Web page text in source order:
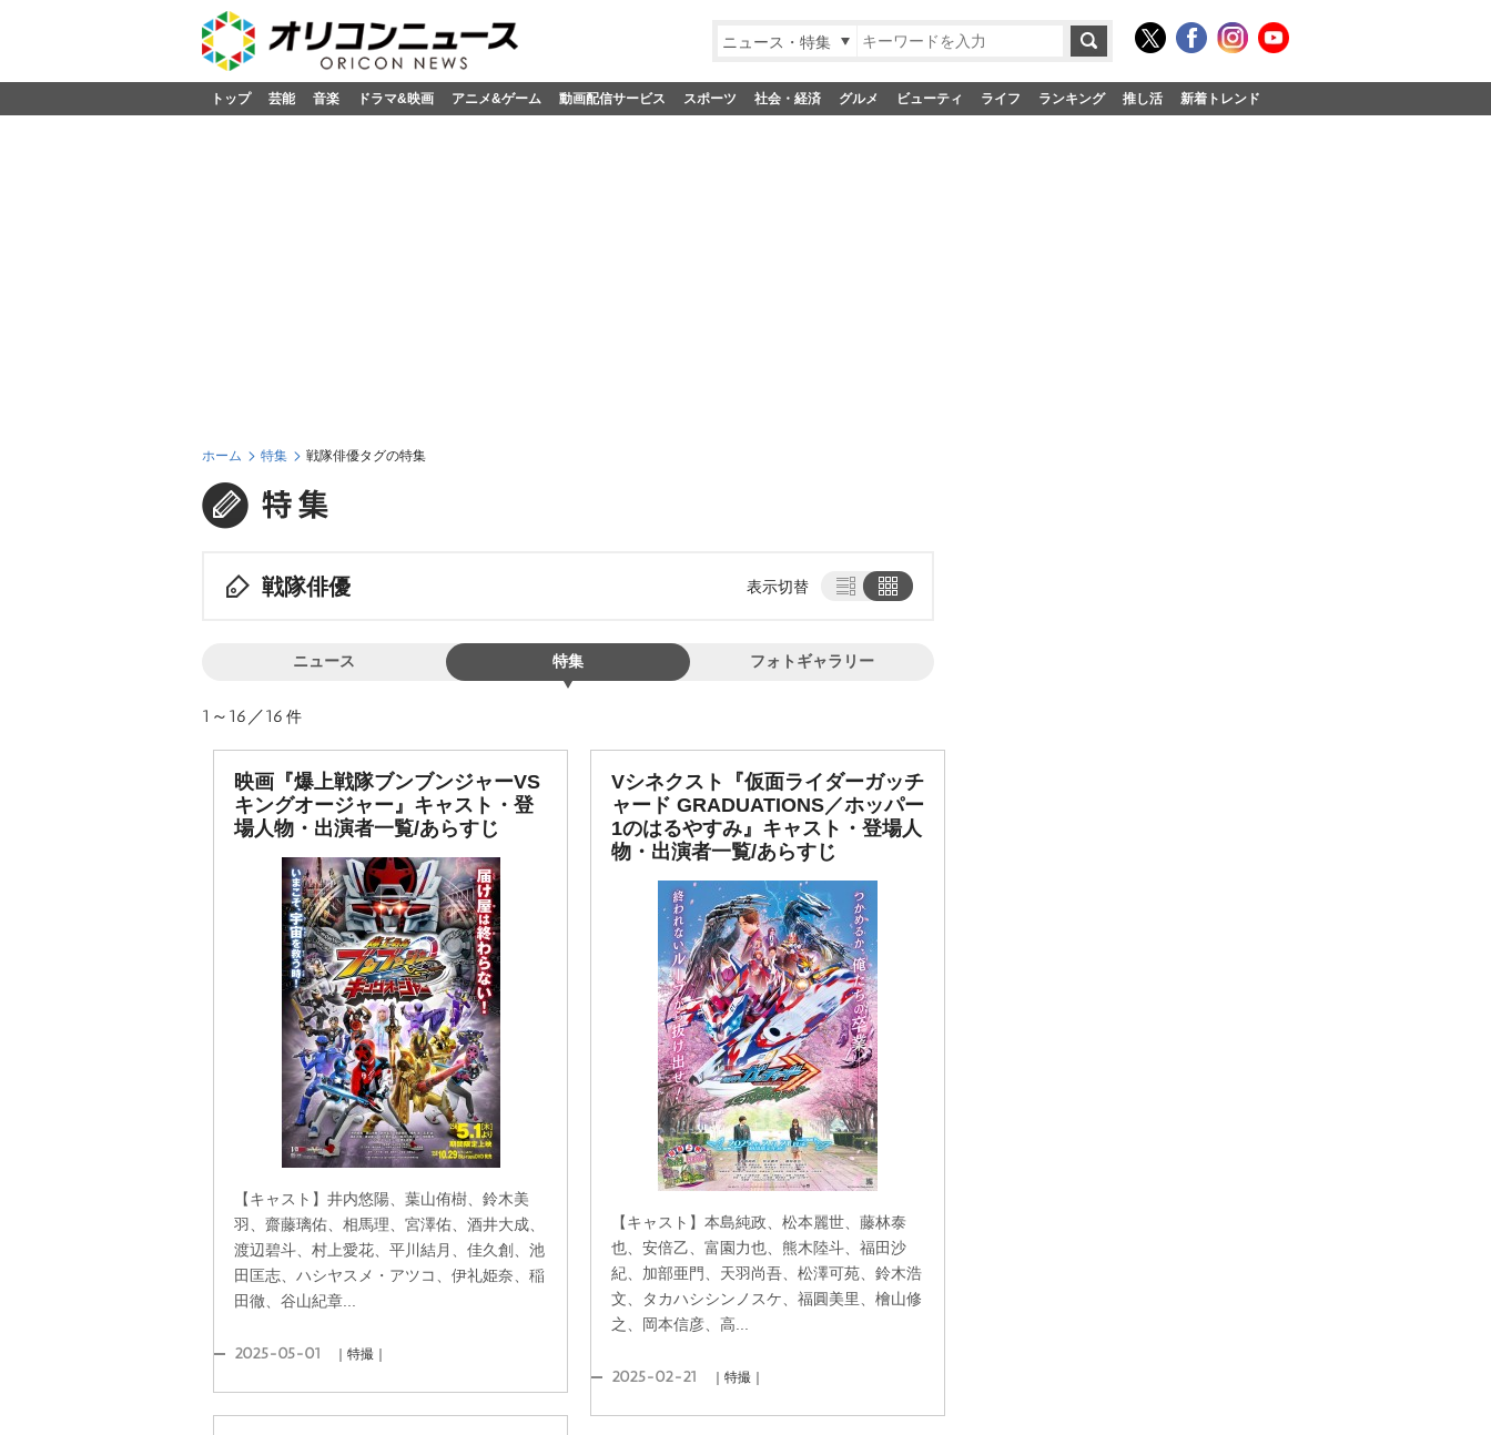
ニュース・特集
トップ 芸能 音楽 ドラマ&映画 アニメ&ゲーム 動画配信サービス スポーツ 社会・経済 グルメ ビューティ ライフ ランキング 推し活 新着トレンド
ホーム 特集 戦隊俳優タグの特集
戦隊俳優 表示切替
ニュース 特集 フォトギャラリー
1～16／16 件
映画『爆上戦隊ブンブンジャーVS
キングオージャー』キャスト・登
場人物・出演者一覧/あらすじ
【キャスト】井内悠陽、葉山侑樹、鈴木美
羽、齋藤璃佑、相馬理、宮澤佑、酒井大成、
渡辺碧斗、村上愛花、平川結月、佳久創、池
田匡志、ハシヤスメ・アツコ、伊礼姫奈、稲
田徹、谷山紀章...
2025-05-01 ｜特撮｜
Vシネクスト『仮面ライダーガッチ
ャード GRADUATIONS／ホッパー
1のはるやすみ』キャスト・登場人
物・出演者一覧/あらすじ
【キャスト】本島純政、松本麗世、藤林泰
也、安倍乙、富園力也、熊木陸斗、福田沙
紀、加部亜門、天羽尚吾、松澤可苑、鈴木浩
文、タカハシシンノスケ、福圓美里、檜山修
之、岡本信彦、高...
2025-02-21 ｜特撮｜